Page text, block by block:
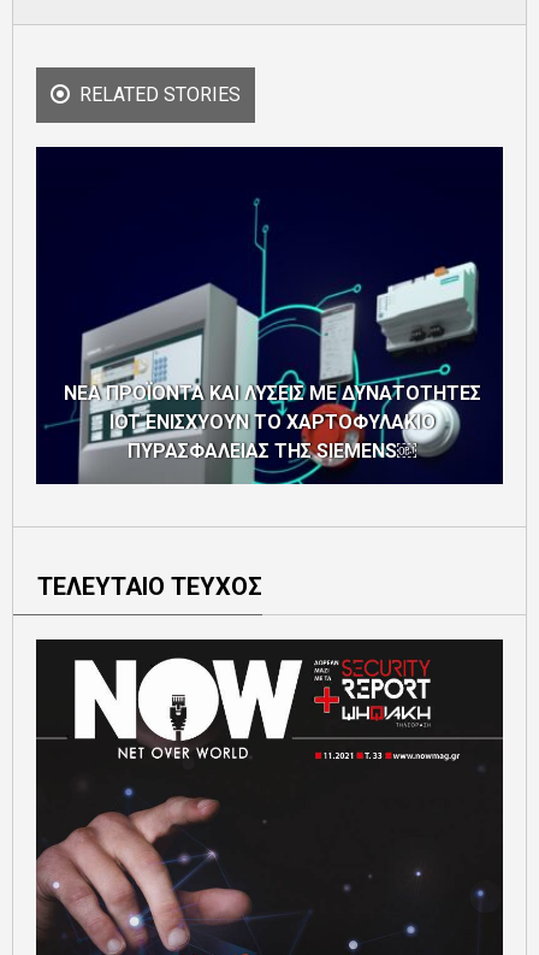
RELATED STORIES
ΝΕΑ ΠΡΟΪΟΝΤΑ ΚΑΙ ΛΥΣΕΙΣ ΜΕ ΔΥΝΑΤΟΤΗΤΕΣ
IOT ΕΝΙΣΧΥΟΥΝ ΤΟ ΧΑΡΤΟΦΥΛΑΚΙΟ
ΠΥΡΑΣΦΑΛΕΙΑΣ ΤΗΣ SIEMENS￼
ΤΕΛΕΥΤΑΙΟ ΤΕΥΧΟΣ